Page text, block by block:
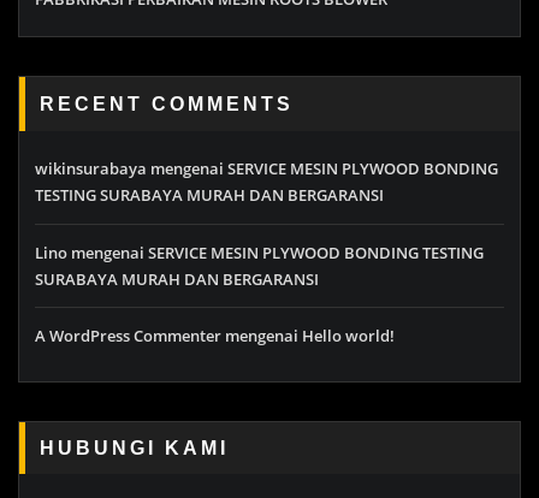
RECENT COMMENTS
wikinsurabaya mengenai SERVICE MESIN PLYWOOD BONDING
TESTING SURABAYA MURAH DAN BERGARANSI
Lino mengenai SERVICE MESIN PLYWOOD BONDING TESTING
SURABAYA MURAH DAN BERGARANSI
A WordPress Commenter mengenai Hello world!
HUBUNGI KAMI